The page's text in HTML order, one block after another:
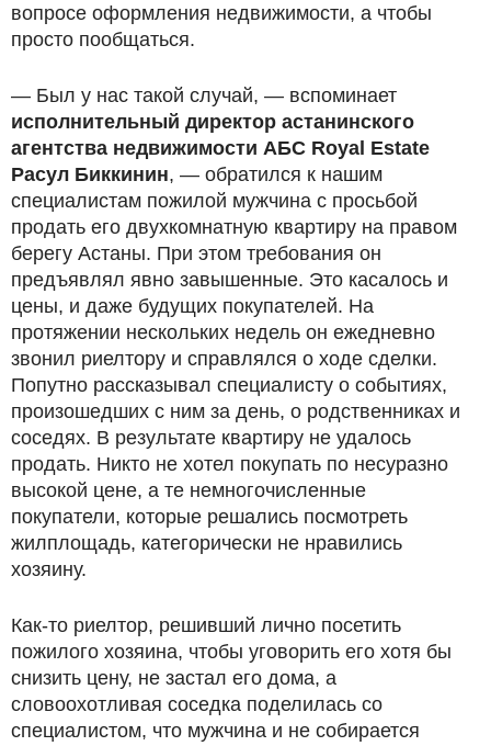
вопросе оформления недвижимости, а чтобы
просто пообщаться.
— Был у нас такой случай, — вспоминает
исполнительный директор астанинского
агентства недвижимости АБС Royal Estate
Расул Биккинин, — обратился к нашим
специалистам пожилой мужчина с просьбой
продать его двухкомнатную квартиру на правом
берегу Астаны. При этом требования он
предъявлял явно завышенные. Это касалось и
цены, и даже будущих покупателей. На
протяжении нескольких недель он ежедневно
звонил риелтору и справлялся о ходе сделки.
Попутно рассказывал специалисту о событиях,
произошедших с ним за день, о родственниках и
соседях. В результате квартиру не удалось
продать. Никто не хотел покупать по несуразно
высокой цене, а те немногочисленные
покупатели, которые решались посмотреть
жилплощадь, категорически не нравились
хозяину.
Как-то риелтор, решивший лично посетить
пожилого хозяина, чтобы уговорить его хотя бы
снизить цену, не застал его дома, а
словоохотливая соседка поделилась со
специалистом, что мужчина и не собирается